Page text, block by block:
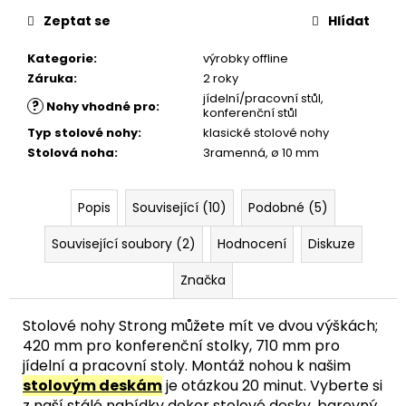
Kategorie:
výrobky offline
Záruka: 2 roky
? Nohy vhodné pro:
jídelní/pracovní stůl,
konferenční stůl
Typ stolové nohy:
klasické stolové nohy
Stolová noha: 3ramenná, ø 10 mm
Zeptat se Hlídat
Popis Související (10)
Podobné (5)
Související soubory (2)
Hodnocení
Diskuze
Značka
Stolové nohy Strong můžete mít ve dvou výškách;
420 mm pro konferenční stolky, 710 mm pro
jídelní a pracovní stoly. Montáž nohou k našim
stolovým deskámje otázkou 20 minut. Vyberte si